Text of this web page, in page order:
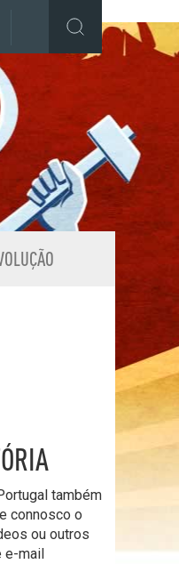
também
connosco o
ou outros
e-mail